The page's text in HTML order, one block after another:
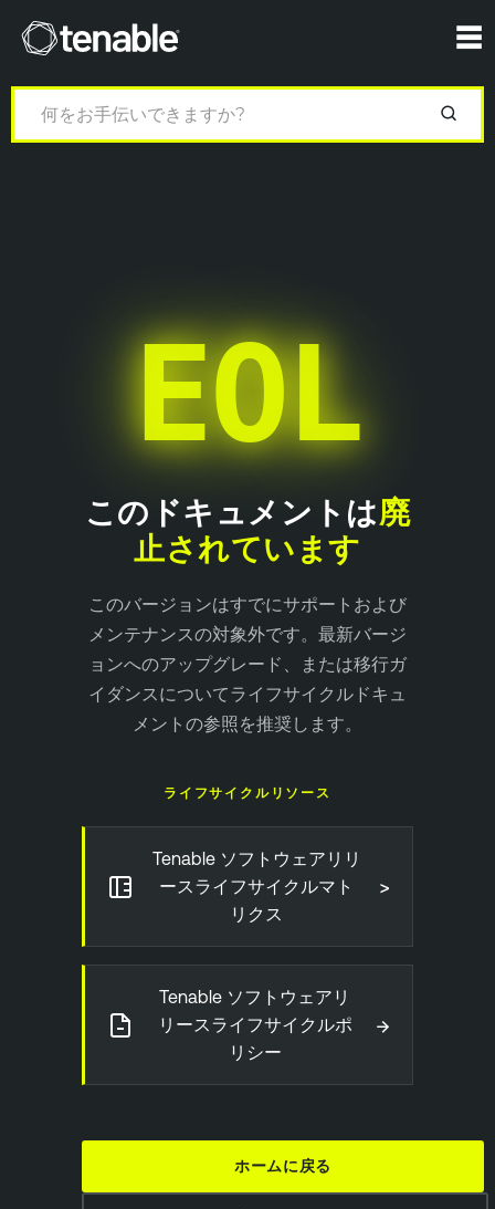
Tenable ☰
EOL
このドキュメントは廃
止されています
このバージョンはすでにサポートおよび
メンテナンスの対象外です。最新バージ
ョンへのアップグレード、または移行ガ
イダンスについてライフサイクルドキュ
メントの参照を推奨します。
ライフサイクルリソース
Tenable ソフトウェアリリ
ースライフサイクルマト
リクス
>
Tenable ソフトウェアリ
リースライフサイクルポ
リシー
→
ホームに戻る